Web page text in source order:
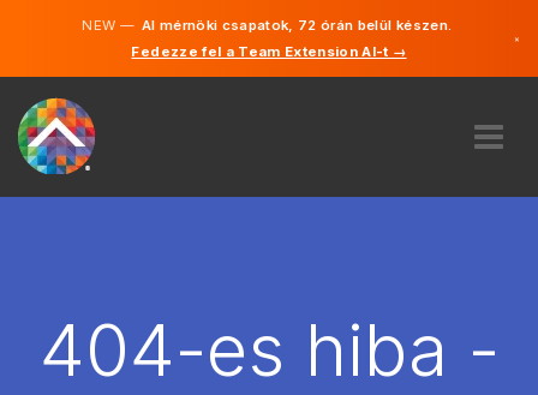
NEW —AI mérnöki csapatok, 72 órán belül készen.
Fedezze fel a Team Extension AI-t →
×
BÉREL
404-es hiba -